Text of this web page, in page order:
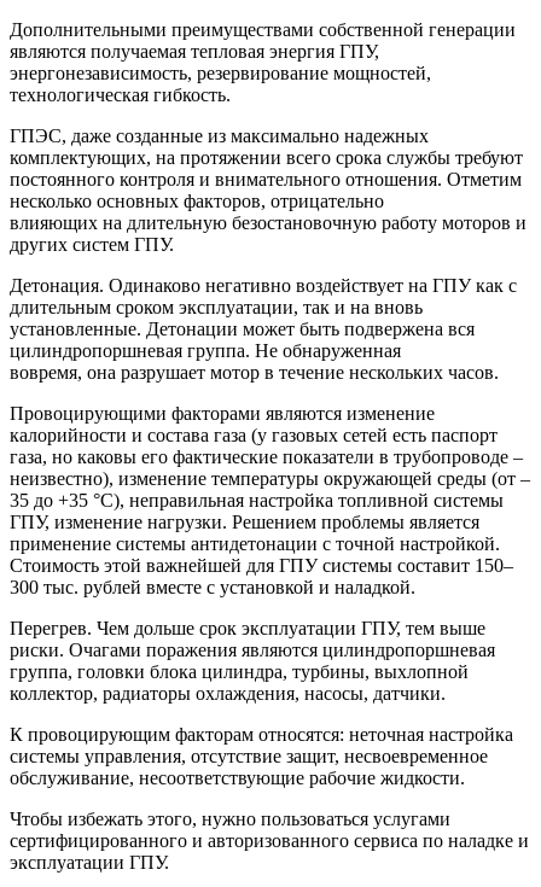
Дополнительными преимуществами собственной генерации
являются получаемая тепловая энергия ГПУ,
энергонезависимость, резервирование мощностей,
технологическая гибкость.
ГПЭС, даже созданные из максимально надежных
комплектующих, на протяжении всего срока службы требуют
постоянного контроля и внимательного отношения. Отметим
несколько основных факторов, отрицательно
влияющих на длительную безостановочную работу моторов и
других систем ГПУ.
Детонация. Одинаково негативно воздействует на ГПУ как с
длительным сроком эксплуатации, так и на вновь
установленные. Детонации может быть подвержена вся
цилиндропоршневая группа. Не обнаруженная
вовремя, она разрушает мотор в течение нескольких часов.
Провоцирующими факторами являются изменение
калорийности и состава газа (у газовых сетей есть паспорт
газа, но каковы его фактические показатели в трубопроводе –
неизвестно), изменение температуры окружающей среды (от –
35 до +35 °С), неправильная настройка топливной системы
ГПУ, изменение нагрузки. Решением проблемы является
применение системы антидетонации с точной настройкой.
Стоимость этой важнейшей для ГПУ системы составит 150–
300 тыс. рублей вместе с установкой и наладкой.
Перегрев. Чем дольше срок эксплуатации ГПУ, тем выше
риски. Очагами поражения являются цилиндропоршневая
группа, головки блока цилиндра, турбины, выхлопной
коллектор, радиаторы охлаждения, насосы, датчики.
К провоцирующим факторам относятся: неточная настройка
системы управления, отсутствие защит, несвоевременное
обслуживание, несоответствующие рабочие жидкости.
Чтобы избежать этого, нужно пользоваться услугами
сертифицированного и авторизованного сервиса по наладке и
эксплуатации ГПУ.